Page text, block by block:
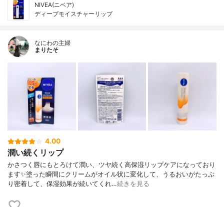
NIVEA(ニベア)
ディープモイスチャーリップ
なにわの主婦
まりたそ
4.00
潤い続くリップ
かさつく唇にもとろけて潤い、ツヤ続く高保湿リップケアになっており
ます✨塗った瞬間にクリームがオイル状に変化して、うるおいがたっぷ
り密着して、保湿効果が続いてくれ…続きを見る